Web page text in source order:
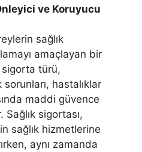
ve Koruyucu
sağlık
amaçlayan bir
sigorta türü,
hastalıklar
maddi güvence
Sağlık sigortası,
sağlık hizmetlerine
aynı zamanda